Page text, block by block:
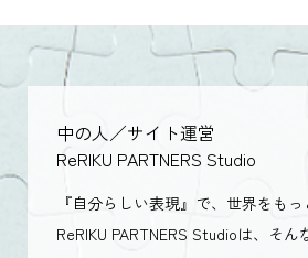
中の人／サイト運営
ReRIKU PARTNERS Studio
『自分らしい表現』で、世界をもっ
ReRIKU PARTNERS Studioは、そ